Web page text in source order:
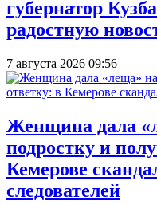
губернатор
радостную
7 августа 2026 09:56
Женщина дала
подростку и
Кемерове
следователей